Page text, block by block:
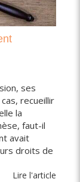
ses
recueillir
la
faut-il
avait
droits de
Lire l'article